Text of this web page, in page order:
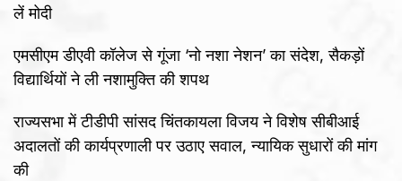
लें मोदी
एमसीएम डीएवी कॉलेज से गूंजा ‘नो नशा नेशन’ का संदेश, सैकड़ों
विद्यार्थियों ने ली नशामुक्ति की शपथ
राज्यसभा में टीडीपी सांसद चिंतकायला विजय ने विशेष सीबीआई
अदालतों की कार्यप्रणाली पर उठाए सवाल, न्यायिक सुधारों की मांग
की